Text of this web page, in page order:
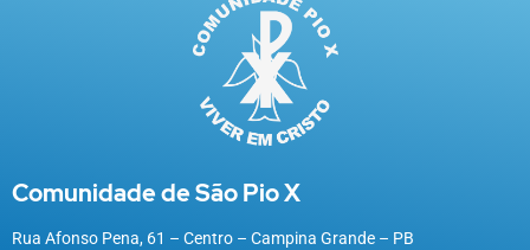
Comunidade de São Pio X
Rua Afonso Pena, 61 – Centro – Campina Grande – PB